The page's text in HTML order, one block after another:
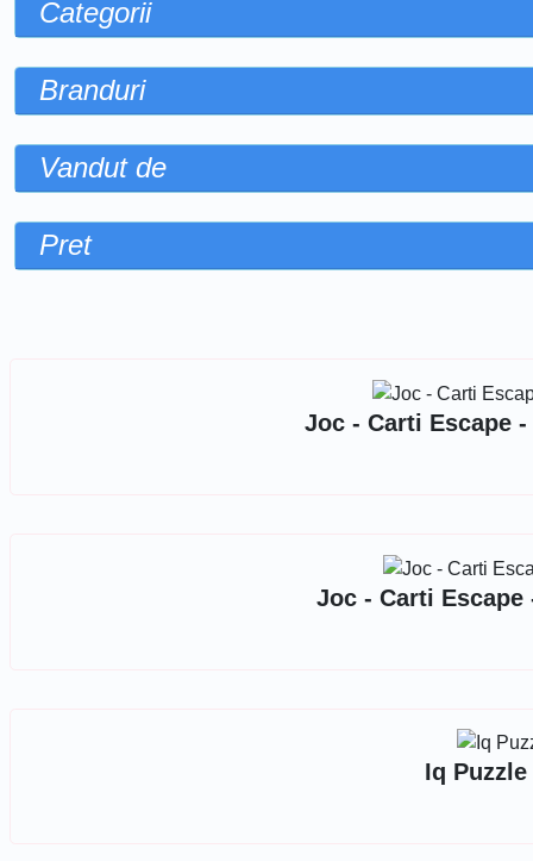
Categorii
Branduri
Vandut de
Pret
Joc - Carti Escape
Joc - Carti
Iq